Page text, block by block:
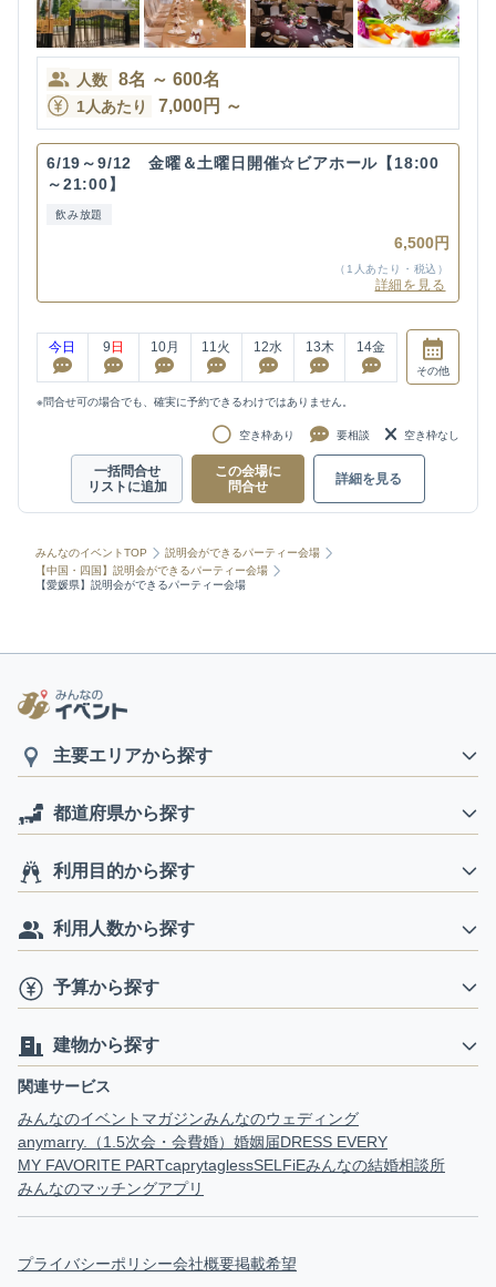
人数 8名 ～ 600名
1人あたり 7,000円 ～
6/19～9/12 金曜＆土曜日開催☆ビアホール【18:00
～21:00】
飲み放題
6,500円
（1人あたり・税込）
詳細を見る
今日 9 日 10月 11 火 12水 13木 14金
その他
※問合せ可の場合でも、確実に予約できるわけではありません。
空き枠あり 要相談 空き枠なし
一括問合せ
リストに追加
この会場に
問合せ
詳細を見る
みんなのイベントTOP
説明会ができるパーティー会場
【中国・四国】説明会ができるパーティー会場
【愛媛県】説明会ができるパーティー会場
主要エリアから探す
都道府県から探す
利用目的から探す
利用人数から探す
予算から探す
建物から探す
関連サービス
みんなのイベントマガジンみんなのウェディング
anymarry.（1.5次会・会費婚） 婚姻届DRESS EVERY
MY FAVORITE PARTcaprytaglessSELFiEみんなの結婚相談所
みんなのマッチングアプリ
プライバシーポリシー会社概要掲載希望